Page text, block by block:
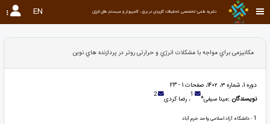
نشریه علمی-تخصصی تحقیقات کاربردی در برق ، کامپیوتر و سیستم های انرژی EN
مکانیزمی براي مواجه با مشکلات انرژي و حرارتی روتر در پردازنده هاي نوین
دوره 1، شماره ۳، ۱۴۰۲، صفحات 1 - 23
نویسندگان :مینا سیفی* 1، رضا کردی 2
1 - دانشگاه آزاد اسلامی واحد خرم آباد